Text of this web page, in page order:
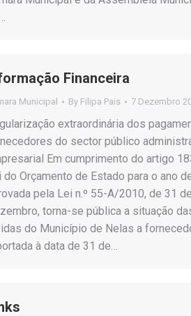
Financeira
Municipal By Filipa Pais 7 Dezembro
extraordinária dos
do sector público
Em cumprimento do artigo
do Orçamento de Estado para o ano
pela Lei n.º 55-A/2010, de 31 de
torna-se pública a situação
do Município de Nelas a
à data de 31 de…